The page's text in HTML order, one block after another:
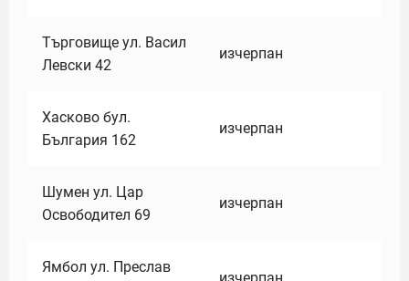
Търговище ул. Васил
Левски 42
изчерпан
Хасково бул.
България 162
изчерпан
Шумен ул. Цар
Освободител 69
изчерпан
Ямбол ул. Преслав